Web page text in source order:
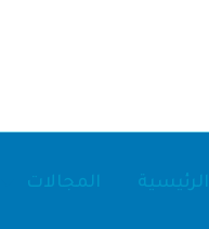
الرئيسية المجالات